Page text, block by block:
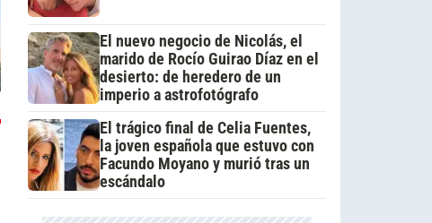
El nuevo negocio de Nicolás, el
marido de Rocío Guirao Díaz en el
desierto: de heredero de un
imperio a astrofotógrafo
El trágico final de Celia Fuentes,
la joven española que estuvo con
Facundo Moyano y murió tras un
escándalo